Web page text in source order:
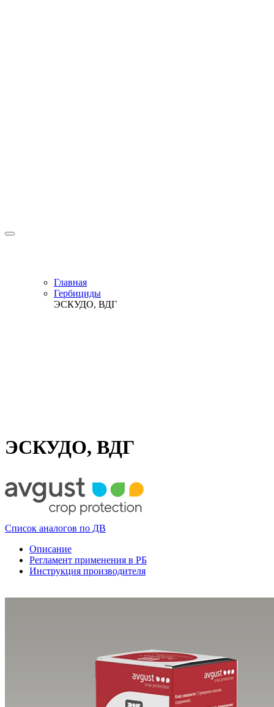
Главная
Гербициды
ЭСКУДО, ВДГ
ЭСКУДО, ВДГ
Список аналогов по ДВ
Описание
Регламент применения в РБ
Инструкция производителя